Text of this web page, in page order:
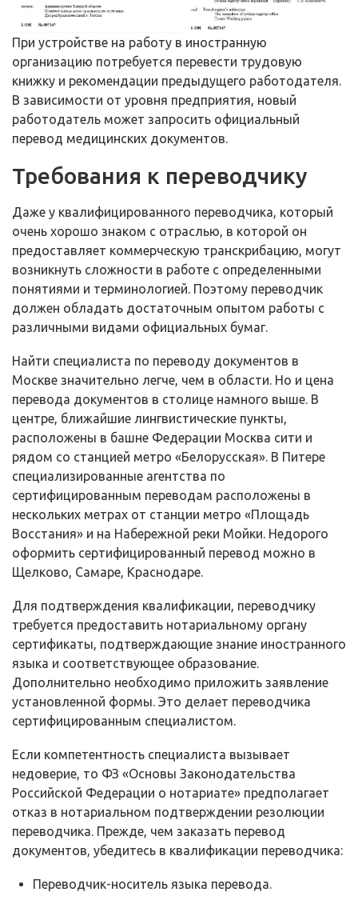
При устройстве на работу в иностранную
организацию потребуется перевести трудовую
книжку и рекомендации предыдущего работодателя.
В зависимости от уровня предприятия, новый
работодатель может запросить официальный
перевод медицинских документов.
Требования к переводчику
Даже у квалифицированного переводчика, который
очень хорошо знаком с отраслью, в которой он
предоставляет коммерческую транскрибацию, могут
возникнуть сложности в работе с определенными
понятиями и терминологией. Поэтому переводчик
должен обладать достаточным опытом работы с
различными видами официальных бумаг.
Найти специалиста по переводу документов в
Москве значительно легче, чем в области. Но и цена
перевода документов в столице намного выше. В
центре, ближайшие лингвистические пункты,
расположены в башне Федерации Москва сити и
рядом со станцией метро «Белорусская». В Питере
специализированные агентства по
сертифицированным переводам расположены в
нескольких метрах от станции метро «Площадь
Восстания» и на Набережной реки Мойки. Недорого
оформить сертифицированный перевод можно в
Щелково, Самаре, Краснодаре.
Для подтверждения квалификации, переводчику
требуется предоставить нотариальному органу
сертификаты, подтверждающие знание иностранного
языка и соответствующее образование.
Дополнительно необходимо приложить заявление
установленной формы. Это делает переводчика
сертифицированным специалистом.
Если компетентность специалиста вызывает
недоверие, то ФЗ «Основы Законодательства
Российской Федерации о нотариате» предполагает
отказ в нотариальном подтверждении резолюции
переводчика. Прежде, чем заказать перевод
документов, убедитесь в квалификации переводчика:
Переводчик-носитель языка перевода.